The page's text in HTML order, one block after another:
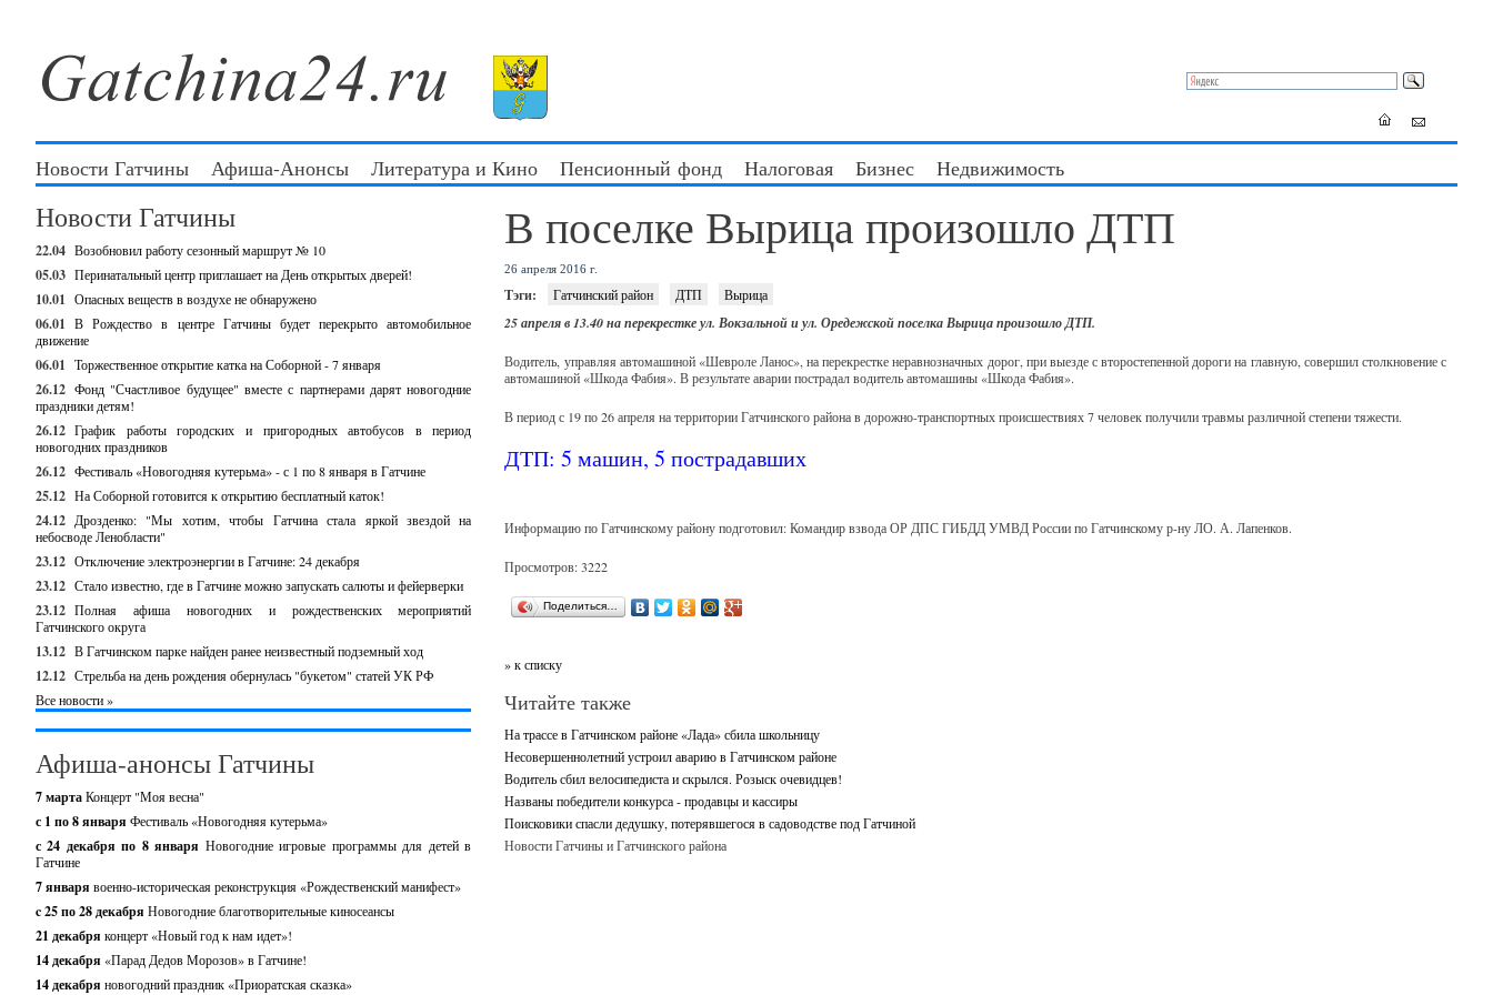
Новости Гатчины Афиша-Анонсы Литература и Кино Пенсионный фонд Налоговая Бизнес Недвижимость
Новости Гатчины
22.04 Возобновил работу сезонный маршрут № 10
05.03 Перинатальный центр приглашает на День открытых дверей!
10.01 Опасных веществ в воздухе не обнаружено
06.01 В Рождество в центре Гатчины будет перекрыто автомобильное
движение
06.01 Торжественное открытие катка на Соборной - 7 января
26.12 Фонд "Счастливое будущее" вместе с партнерами дарят новогодние
праздники детям!
26.12 График работы городских и пригородных автобусов в период
новогодних праздников
26.12 Фестиваль «Новогодняя кутерьма» - с 1 по 8 января в Гатчине
25.12 На Соборной готовится к открытию бесплатный каток!
24.12 Дрозденко: "Мы хотим, чтобы Гатчина стала яркой звездой на
небосводе Ленобласти"
23.12 Отключение электроэнергии в Гатчине: 24 декабря
23.12 Стало известно, где в Гатчине можно запускать салюты и фейерверки
23.12 Полная афиша новогодних и рождественских мероприятий
Гатчинского округа
13.12 В Гатчинском парке найден ранее неизвестный подземный ход
12.12 Стрельба на день рождения обернулась "букетом" статей УК РФ
Все новости »
Афиша-анонсы Гатчины
7 мартаКонцерт "Моя весна"
с 1 по 8 января Фестиваль «Новогодняя кутерьма»
с 24 декабря по 8 января Новогодние игровые программы для детей в
Гатчине
7 января военно-историческая реконструкция «Рождественский манифест»
c 25 по 28 декабря Новогодние благотворительные киносеансы
21 декабря концерт «Новый год к нам идет»!
14 декабря «Парад Дедов Морозов» в Гатчине!
14 декабря новогодний праздник «Приоратская сказка»
В поселке Вырица произошло ДТП
26 апреля 2016 г.
Тэги: Гатчинский район ДТП Вырица
25 апреля в 13.40 на перекрестке ул. Вокзальной и ул. Оредежской поселка Вырица произошло ДТП.
Водитель, управляя автомашиной «Шевроле Ланос», на перекрестке неравнозначных дорог, при выезде с второстепенной дороги на главную, совершил столкновение с
автомашиной «Шкода Фабия». В результате аварии пострадал водитель автомашины «Шкода Фабия».
В период с 19 по 26 апреля на территории Гатчинского района в дорожно-транспортных происшествиях 7 человек получили травмы различной степени тяжести.
ДТП: 5 машин, 5 пострадавших
Информацию по Гатчинскому району подготовил: Командир взвода ОР ДПС ГИБДД УМВД России по Гатчинскому р-ну ЛО. А. Лапенков.
Просмотров: 3222
Поделиться…
» к списку
Читайте также
На трассе в Гатчинском районе «Лада» сбила школьницу
Несовершеннолетний устроил аварию в Гатчинском районе
Водитель сбил велосипедиста и скрылся. Розыск очевидцев!
Названы победители конкурса - продавцы и кассиры
Поисковики спасли дедушку, потерявшегося в садоводстве под Гатчиной
Новости Гатчины и Гатчинского района